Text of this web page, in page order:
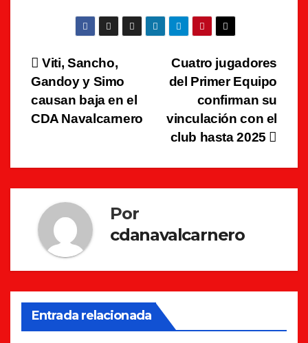
Navegación
de
entradas
Cuatro jugadores
del Primer Equipo
confirman su
vinculación con el
club hasta 2025
Viti, Sancho,
Gandoy y Simo
causan baja en el
CDA Navalcarnero
Por
cdanavalcarnero
Entrada relacionada